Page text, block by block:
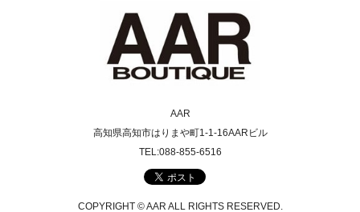
AAR
高知県高知市はりまや町1-1-16AARビル
TEL:088-855-6516
COPYRIGHT © AAR ALL RIGHTS RESERVED.